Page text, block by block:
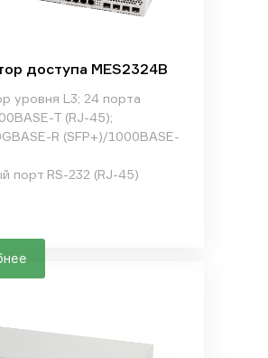
доступа MES2324B
уровня L3; 24 порта
T (RJ-45);
R (SFP+)/1000BASE-
порт RS-232 (RJ-45)